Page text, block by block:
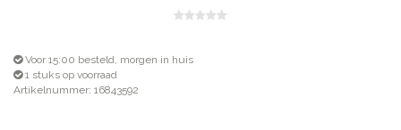
Voor 15:00 besteld, morgen in huis
1 stuks op voorraad
Artikelnummer: 16843592